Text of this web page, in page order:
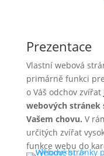
Prezentace
Vlastní webová
primárně funkci
o Váš odchov zvířat
webových stránek
Vašem chovu. V
určitých zvířat
funkce webu do